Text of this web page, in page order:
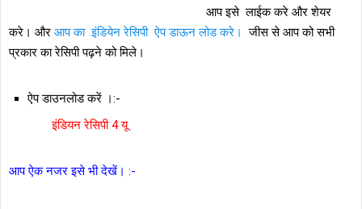
आप इसे लाईक करे और शेयर
करे। और आप का इंडियेन रेसिपी ऐप डाऊन लोड करे। जीस से आप को सभी
प्रकार का रेसिपी पढ़ने को मिले।
ऐप डाउनलोड करें ।:-
इंडियन रेसिपी 4 यू
आप ऐक नजर इसे भी देखें। :-